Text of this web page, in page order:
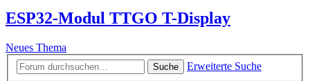
ESP32-Modul TTGO T-Display
Neues Thema
Suche
Erweiterte Suche